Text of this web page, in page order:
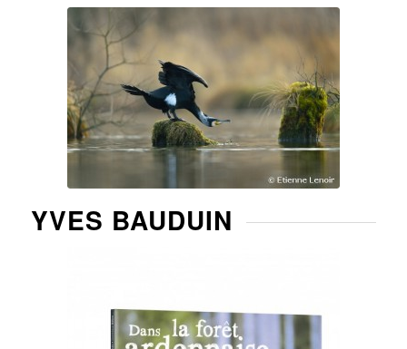
YVES BAUDUIN